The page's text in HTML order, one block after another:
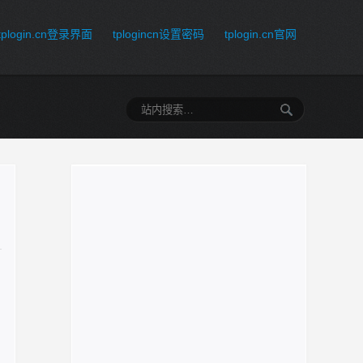
登录界面 tplogincn设置密码 tplogin.cn官网